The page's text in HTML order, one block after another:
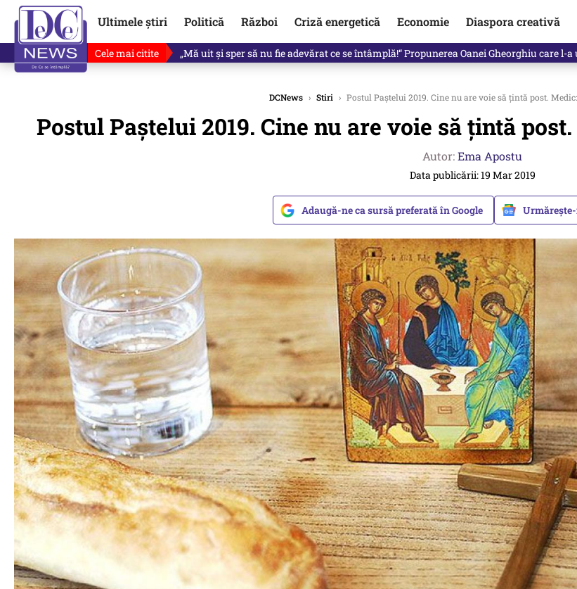
Ultimele știri Politică Război Criză energetică Economie Diaspora creativă
Cele mai citite Revine în scenă o propunere de premier. Cine ar putea conduce Guvernul din
DCNews › Stiri › Postul Paștelui 2019. Cine nu are voie să țintă post.
Postul Paștelui 2019. Cine nu are voie să țintă
Autor:Ema Apostu
Data publicării: 19 Mar 2019
Adaugă-ne ca sursă preferată în Google Urmărește-